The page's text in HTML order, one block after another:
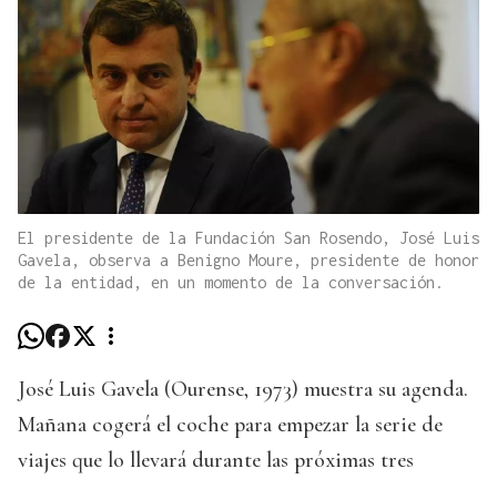
El presidente de la Fundación San Rosendo, José Luis
Gavela, observa a Benigno Moure, presidente de honor
de la entidad, en un momento de la conversación.
José Luis Gavela (Ourense, 1973) muestra su agenda.
Mañana cogerá el coche para empezar la serie de
viajes que lo llevará durante las próximas tres